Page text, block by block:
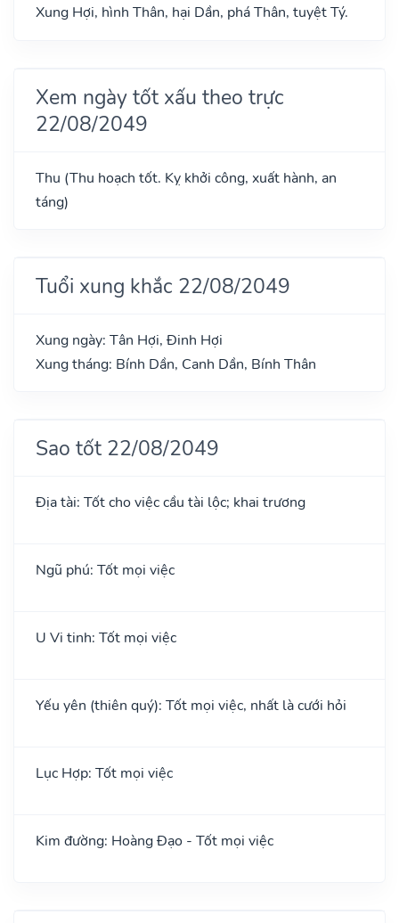
Xung Hợi, hình Thân, hại Dần, phá Thân, tuyệt Tý.
Xem ngày tốt xấu theo trực
22/08/2049
Thu (Thu hoạch tốt. Kỵ khởi công, xuất hành, an
táng)
Tuổi xung khắc 22/08/2049
Xung ngày: Tân Hợi, Đinh Hợi
Xung tháng: Bính Dần, Canh Dần, Bính Thân
Sao tốt 22/08/2049
Địa tài: Tốt cho việc cầu tài lộc; khai trương
Ngũ phú: Tốt mọi việc
U Vi tinh: Tốt mọi việc
Yếu yên (thiên quý): Tốt mọi việc, nhất là cưới hỏi
Lục Hợp: Tốt mọi việc
Kim đường: Hoàng Đạo - Tốt mọi việc